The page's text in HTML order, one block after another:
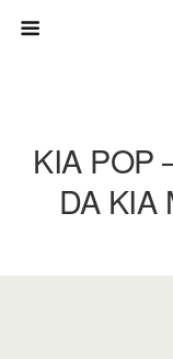
KIA POP
DA KIA